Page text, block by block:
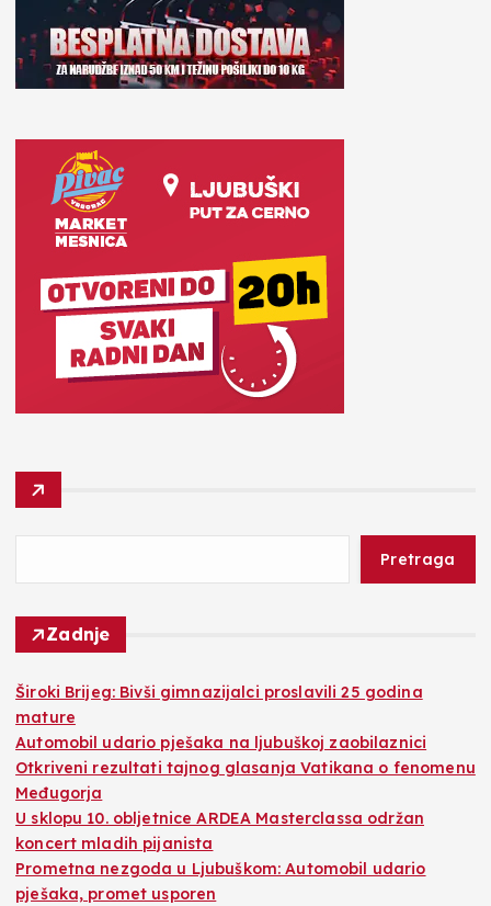
Pretraga
Zadnje
Široki Brijeg: Bivši gimnazijalci proslavili 25 godina
mature
Automobil udario pješaka na ljubuškoj zaobilaznici
Otkriveni rezultati tajnog glasanja Vatikana o fenomenu
Međugorja
U sklopu 10. obljetnice ARDEA Masterclassa održan
koncert mladih pijanista
Prometna nezgoda u Ljubuškom: Automobil udario
pješaka, promet usporen